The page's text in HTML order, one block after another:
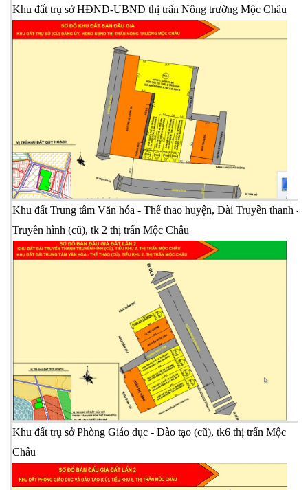
Khu đất trụ sở HĐND-UBND thị trấn Nông trường Mộc Châu
Khu đất Trung tâm Văn hóa - Thể thao huyện, Đài Truyền thanh -
Truyền hình (cũ), tk 2 thị trấn Mộc Châu
Khu đất trụ sở Phòng Giáo dục - Đào tạo (cũ), tk6 thị trấn Mộc
Châu